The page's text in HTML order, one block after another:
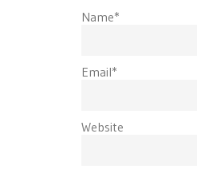
Name*
Email*
Website